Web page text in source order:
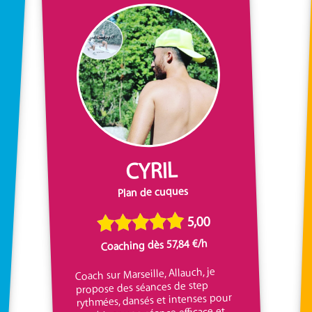
CYRIL
Plan de cuques
5,00
Coaching dès 57,84 €/h
Coach sur Marseille, Allauch, je
propose des séances de step
rythmées, dansés et intenses pour